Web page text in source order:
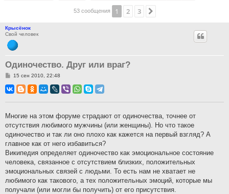
53 сообщения 1 2 3
Крысёнок
Свой человек
Одиночество. Друг или враг?
С
о
б
и
е
15 сен 2010, 22:48
Многие на этом форуме страдают от одиночества, точнее от
отсутствия любимого мужчины (или женщины). Но что такое
одиночество и так ли оно плохо как кажется на первый взгляд? А
главное как от него избавиться?
Википедия определяет одиночество как эмоциональное состояние
человека, связанное с отсутствием близких, положительных
эмоциональных связей с людьми. То есть нам не хватает не
любимого как такового, а тех положительных эмоций, которые мы
получали (или могли бы получить) от его присутствия.